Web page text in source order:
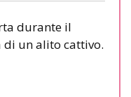
durante il
di un alito cattivo.